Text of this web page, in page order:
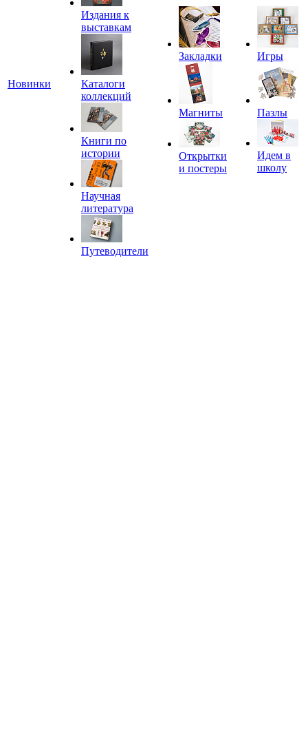
Новинки
Издания к
выставкам
Каталоги
коллекций
Книги по
истории
Научная
литература
Путеводители
Закладки
Магниты
Открытки
и постеры
Игры
Пазлы
Идем в
школу